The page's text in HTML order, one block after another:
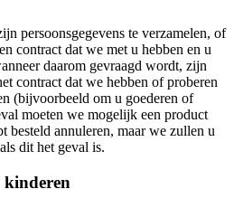
persoonsgegevens te verzamelen, of
contract dat we met u hebben en u
daarom gevraagd wordt, zijn
contract dat we hebben of proberen
(bijvoorbeeld om u goederen of
moeten we mogelijk een product
besteld annuleren, maar we zullen u
dit het geval is.
kinderen